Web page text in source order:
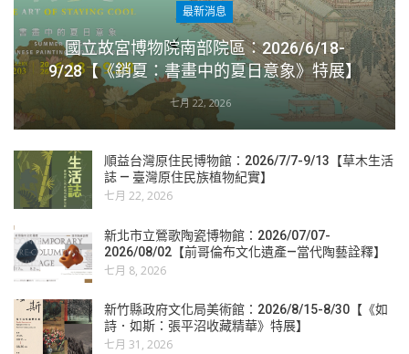
最新消息
國立故宮博物院南部院區：2026/6/18-
9/28【《銷夏：書畫中的夏日意象》特展】
七月 22, 2026
順益台灣原住民博物館：2026/7/7-9/13【草木生活
誌 — 臺灣原住民族植物紀實】
七月 22, 2026
新北市立鶯歌陶瓷博物館：2026/07/07-
2026/08/02【前哥倫布文化遺產—當代陶藝詮釋】
七月 8, 2026
新竹縣政府文化局美術館：2026/8/15-8/30【《如
詩．如斯：張平沼收藏精華》特展】
七月 31, 2026